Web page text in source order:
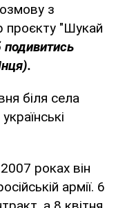
з
проєкту "Шукай
біля села
роках він
армії. 6